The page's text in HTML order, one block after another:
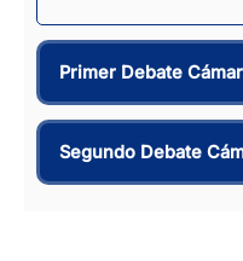
Primer Debate
Segundo Debate